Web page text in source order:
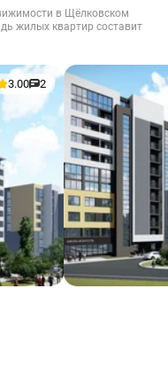
в Щёлковском
жилых квартир составит
3.00 2